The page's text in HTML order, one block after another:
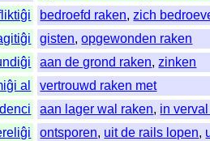
bedroefd raken,zich
gisten,opgewonden raken
aan de grond raken,zinken
al
vertrouwd raken met
aan lager wal raken, in
ontsporen, uit de rails lopen,